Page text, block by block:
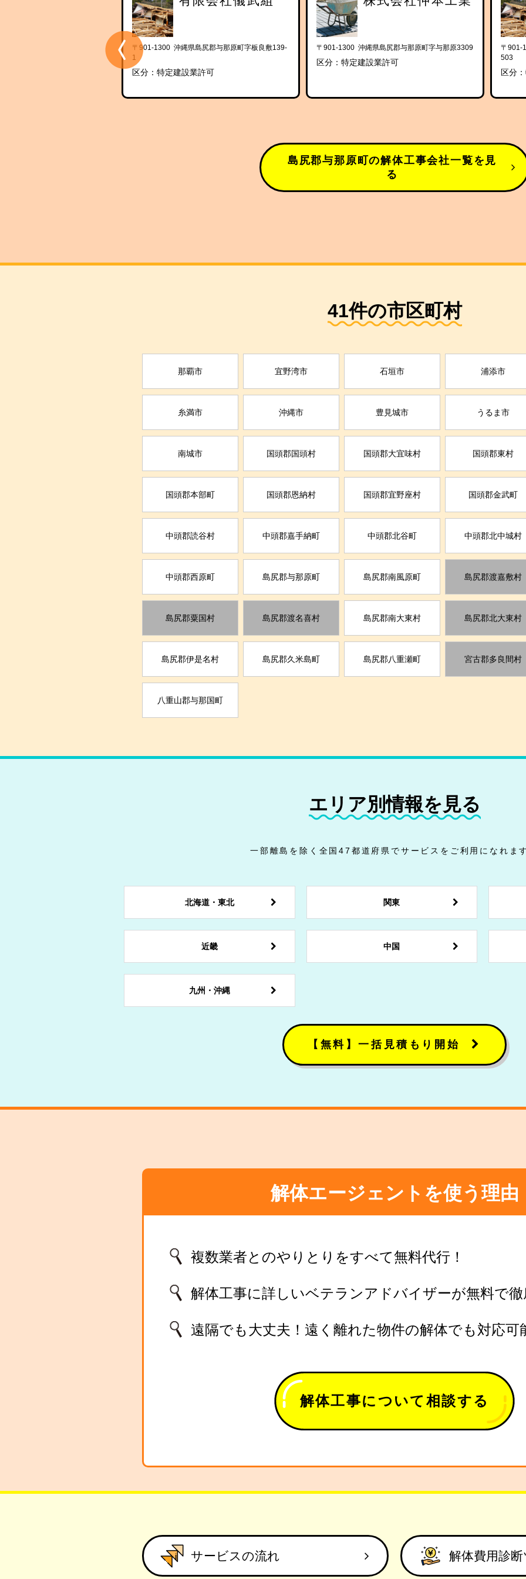
〒901-1300 沖縄県島尻郡与那原町字板良敷139-
1
区分：特定建設業許可
〒901-1300 沖縄県島尻郡与那原町字与那原3309
区分：特定建設業許可
〒901-
503
区分
島尻郡与那原町の解体工事会社一覧を見
る
41件の市区町村
那覇市 宜野湾市 石垣市 浦添市
糸満市 沖縄市 豊見城市 うるま市
南城市 国頭郡国頭村 国頭郡大宜味村 国頭郡東村
国頭郡本部町 国頭郡恩納村 国頭郡宜野座村 国頭郡金武町
中頭郡読谷村 中頭郡嘉手納町 中頭郡北谷町 中頭郡北中城村
中頭郡西原町 島尻郡与那原町 島尻郡南風原町 島尻郡渡嘉敷村
島尻郡粟国村 島尻郡渡名喜村 島尻郡南大東村 島尻郡北大東村
島尻郡伊是名村 島尻郡久米島町 島尻郡八重瀬町 宮古郡多良間村
八重山郡与那国町
エリア別情報を見る
一部離島を除く全国47都道府県でサービスをご利用になれます
北海道・東北 関東
近畿 中国
九州・沖縄
【無料】一括見積もり開始
解体エージェントを使う理由
複数業者とのやりとりをすべて無料代行！
解体工事に詳しいベテランアドバイザーが無料で徹
遠隔でも大丈夫！遠く離れた物件の解体でも対応可
解体工事について相談する
サービスの流れ 解体費用診